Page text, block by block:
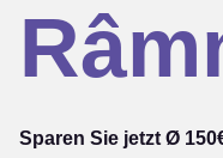
Sparen Sie jetzt Ø